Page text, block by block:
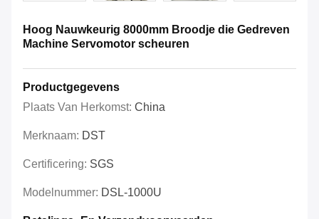
Hoog Nauwkeurig 8000mm Broodje die Gedreven
Machine Servomotor scheuren
Productgegevens
Plaats Van Herkomst: China
Merknaam: DST
Certificering: SGS
Modelnummer: DSL-1000U